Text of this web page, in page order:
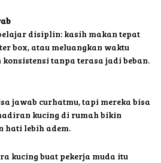
disiplin: kasih makan tepat
box, atau meluangkan waktu
tanpa terasa jadi beban.
jawab curhatmu, tapi mereka bisa
kucing di rumah bikin
hati lebih adem.
kucing buat pekerja muda itu